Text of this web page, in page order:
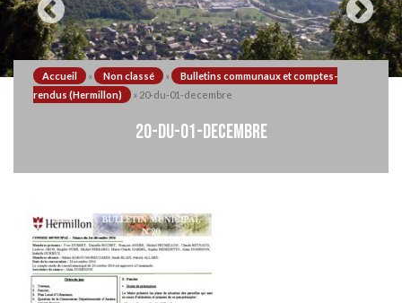
Accueil » Non classé »
Bulletins communaux et comptes-
rendus (Hermillon)
» 20-du-01-decembre
20-DU-01-DECEMBRE